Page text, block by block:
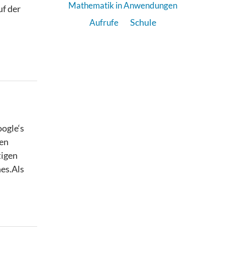
der
Mathematik in Anwendungen
Aufrufe Schule